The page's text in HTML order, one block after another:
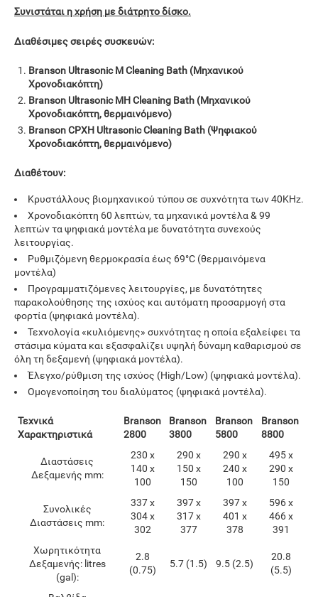
Συνιστάται η χρήση με διάτρητο δίσκο.
Διαθέσιμες σειρές συσκευών:
Branson Ultrasonic M Cleaning Bath (Μηχανικού
Χρονοδιακόπτη)
Branson Ultrasonic MH Cleaning Bath (Μηχανικού
Χρονοδιακόπτη, θερμαινόμενο)
Branson CPXH Ultrasonic Cleaning Bath (Ψηφιακού
Χρονοδιακόπτη, θερμαινόμενο)
Διαθέτουν:
Κρυστάλλους βιομηχανικού τύπου σε συχνότητα των 40KHz.
Χρονοδιακόπτη 60 λεπτών, τα μηχανικά μοντέλα & 99
λεπτών τα ψηφιακά μοντέλα με δυνατότητα συνεχούς
λειτουργίας.
Ρυθμιζόμενη θερμοκρασία έως 69°C (θερμαινόμενα
μοντέλα)
Προγραμματιζόμενες λειτουργίες, με δυνατότητες
παρακολούθησης της ισχύος και αυτόματη προσαρμογή στα
φορτία (ψηφιακά μοντέλα).
Τεχνολογία «κυλιόμενης» συχνότητας η οποία εξαλείφει τα
στάσιμα κύματα και εξασφαλίζει υψηλή δύναμη καθαρισμού σε
όλη τη δεξαμενή (ψηφιακά μοντέλα).
Έλεγχο/ρύθμιση της ισχύος (High/Low) (ψηφιακά μοντέλα).
Ομογενοποίηση του διαλύματος (ψηφιακά μοντέλα).
Τεχνικά
Χαρακτηριστικά
Branson
2800
Branson
3800
Branson
5800
Branson
8800
Διαστάσεις
Δεξαμενής mm:
230 x
140 x
100
290 x
150 x
150
290 x
240 x
100
495 x
290 x
150
Συνολικές
Διαστάσεις mm:
337 x
304 x
302
397 x
317 x
377
397 x
401 x
378
596 x
466 x
391
Χωρητικότητα
Δεξαμενής: litres
(gal):
2.8
(0.75)
5.7 (1.5) 9.5 (2.5)
20.8
(5.5)